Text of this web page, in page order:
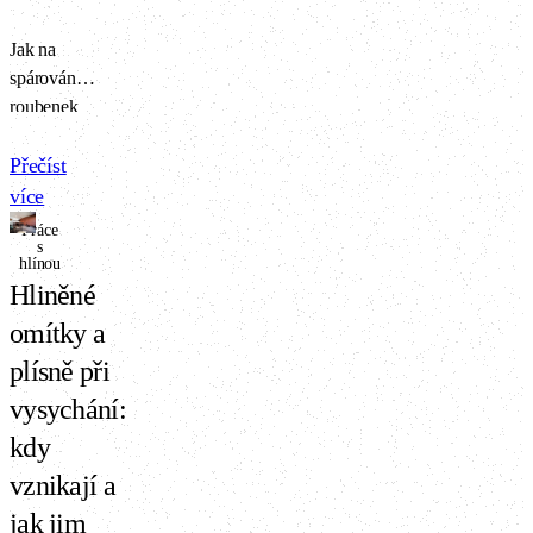
než ty z
hloubkového
podloží. Co to
znamená pro
zdravé bydlení
a proč by vás to
mělo zajímat?
Jak na
spárování
roubenek
hliněnou
omítkou?
Přinášíme
postup pro
interiérové
i venkovní
spáry,
doporučené
směsi,
technické
zásady i
pravidla
údržby.
Přečíst
více
Práce
s
hlínou
Hliněné
omítky a
plísně při
vysychání:
kdy
vznikají a
jak jim